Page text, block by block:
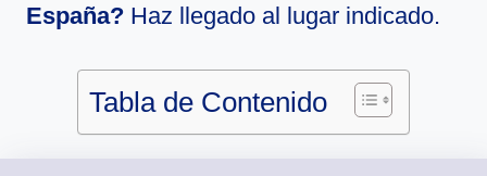
España? Haz llegado al lugar indicado.
Tabla de Contenido